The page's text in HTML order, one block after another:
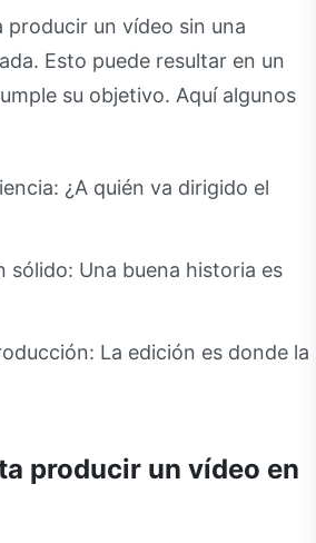
producir un vídeo sin una
Esto puede resultar en un
su objetivo. Aquí algunos
¿A quién va dirigido el
sólido: Una buena historia es
La edición es donde la
producir un vídeo en